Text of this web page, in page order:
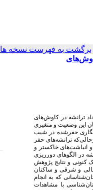
برگشت به فهرست نسخه ها
ترانشه در کاوش‌های
این وضعیت و متغیری
اغلب ترانشه‌های لایه‌نگاری حفرشده در شیب
ترانشه‌های حفر
انباشت‌های خاکستر و
در الگوهای دورریزی
کنونی و نتایج پژوهش
و شرقی و ساکنان
که به انجام
با مشاهدات